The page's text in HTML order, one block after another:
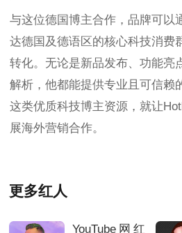
与这位德国博主合作，品牌可以
达德国及德语区的核心科技消费
转化。无论是新品发布、功能亮
解析，他都能提供专业且可信赖
这类优质科技博主资源，就让
展海外营销合作。
更多红人
YouTube网红